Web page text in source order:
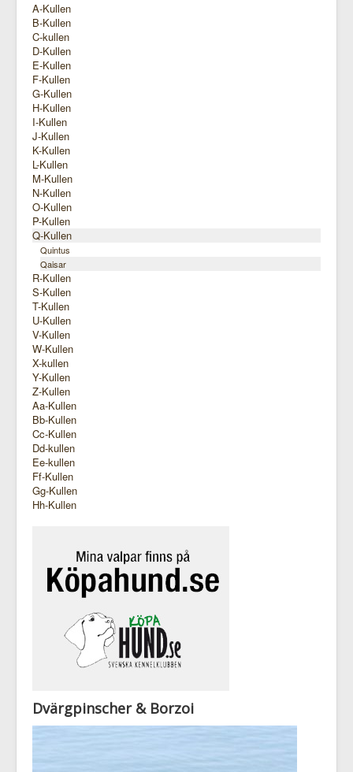
A-Kullen
B-Kullen
C-kullen
D-Kullen
E-Kullen
F-Kullen
G-Kullen
H-Kullen
I-Kullen
J-Kullen
K-Kullen
L-Kullen
M-Kullen
N-Kullen
O-Kullen
P-Kullen
Q-Kullen
Quintus
Qaisar
R-Kullen
S-Kullen
T-Kullen
U-Kullen
V-Kullen
W-Kullen
X-kullen
Y-Kullen
Z-Kullen
Aa-Kullen
Bb-Kullen
Cc-Kullen
Dd-kullen
Ee-kullen
Ff-Kullen
Gg-Kullen
Hh-Kullen
Dvärgpinscher & Borzoi